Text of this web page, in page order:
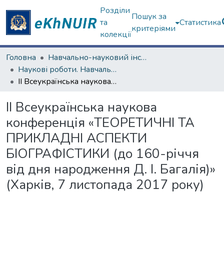
Розділи
та
колекції
Пошук за
критеріями
Статистика
Головна
Навчально-науковий інститут філософії, культурології, політології
Наукові роботи. Навчально-науковий інститут філософії, культурології, політології
ІІ Всеукраїнська наукова конференція «ТЕОРЕТИЧНІ ТА ПРИКЛАДНІ АСПЕКТИ БІОГРАФІСТИКИ (до 160-річчя від дня народження Д. І. Багалія)» (Харків, 7 листопада 2017 року)
ІІ Всеукраїнська наукова
конференція «ТЕОРЕТИЧНІ ТА
ПРИКЛАДНІ АСПЕКТИ
БІОГРАФІСТИКИ (до 160-річчя
від дня народження Д. І. Багалія)»
(Харків, 7 листопада 2017 року)